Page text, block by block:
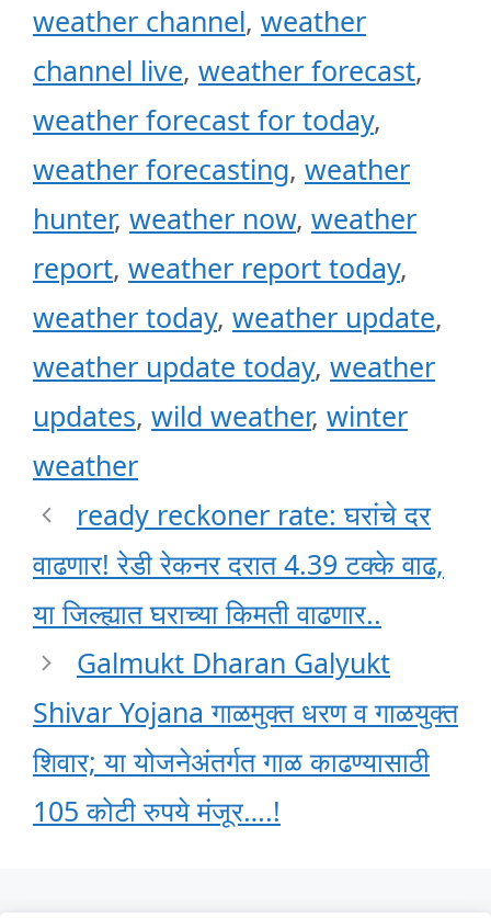
weather channel, weather
channel live, weather forecast,
weather forecast for today,
weather forecasting, weather
hunter, weather now, weather
report, weather report today,
weather today, weather update,
weather update today, weather
updates, wild weather, winter
weather
ready reckoner rate: घरांचे दर
वाढणार! रेडी रेकनर दरात 4.39 टक्के वाढ,
या जिल्ह्यात घराच्या किमती वाढणार..
Galmukt Dharan Galyukt
Shivar Yojana गाळमुक्त धरण व गाळयुक्त
शिवार; या योजनेअंतर्गत गाळ काढण्यासाठी
105 कोटी रुपये मंजूर….!